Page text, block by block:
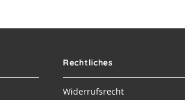
Rechtliches
Widerrufsrecht